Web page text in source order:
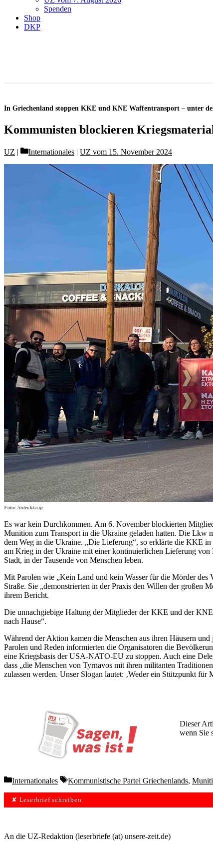
Spenden
Shop
DKP
In Griechenland stoppen KKE und KNE Waffentransport – unter
Kommunisten blockieren
UZ Categories
Internationales | UZ vom 15. November 2024
Foto: /inter.kke.gr
Es war kein Durchkommen. Am 6. November blockierten
Munition zum Transport in die Ukraine geladen hatten. Die Lkw
dem Weg in die Ukraine. „Die Lieferung“, so erklärte die KKE
am Krieg in der Ukraine mit einer kontinuierlichen Lieferung von
Stadt, in der Tausende von Menschen leben.
Mit Parolen wie „Kein Land und kein Wasser für die Mörder
Straße. Sie „demonstrierten in der Praxis den Willen der
ihrem Bericht.
Die unnachgiebige Haltung der Mitglieder der KKE und der
nach Hause“.
Während der Aktion kamen die Menschen aus ihren Häusern
Parolen und Reden informierten die Organisatoren die
eine Kriegsbasis der USA-NATO-EU zu stoppen. Auch eine
dass „die Menschen von Tyrnavos mit ihren militanten
zulassen werden. Unser Slogan lautet: ‚Weder ein Stützpunkt für
Dieser
wenn Sie
Categories
Internationales Tags
Kommunistische Partei Griechenlands,
✘ Leserbrief schreiben
An die UZ-Redaktion (leserbriefe (at) unsere-zeit.de)